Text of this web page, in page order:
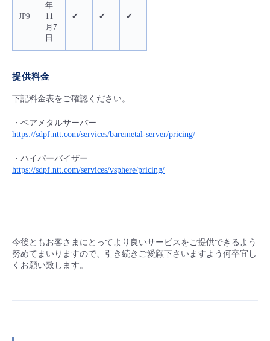
JP9
年
11
月7
日
✔ ✔ ✔
提供料金
下記料金表をご確認ください。
・ベアメタルサーバー
https://sdpf.ntt.com/services/baremetal-server/pricing/
・ハイパーバイザー
https://sdpf.ntt.com/services/vsphere/pricing/
今後ともお客さまにとってより良いサービスをご提供できるよう
努めてまいりますので、引き続きご愛顧下さいますよう何卒宜し
くお願い致します。